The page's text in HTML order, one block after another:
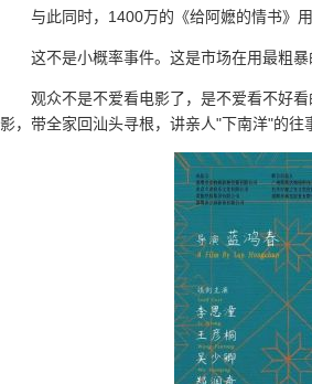
与此同时，1400万的《给阿嬷的情书》
这不是小概率事件。这是市场在用最粗
观众不是不爱看电影了，是不爱看不好
影，带全家回汕头寻根，讲亲人"下南洋"的